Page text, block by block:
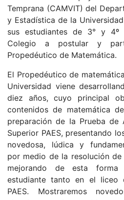
Temprana (CAMVIT) del
y Estadística de la
sus estudiantes de 3° y
Colegio a postular y
Propedéutico de Matemática.
El Propedéutico de
Universidad viene
diez años, cuyo principal
contenidos de matemática
preparación de la Prueba de
Superior PAES, presentando
novedosa, lúdica y
por medio de la resolución
mejorando de esta forma
estudiante tanto en el
PAES. Mostraremos